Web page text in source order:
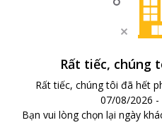
Rất tiếc, chúng
Rất tiếc, chúng tôi đã hết
07/08/2026 -
Bạn vui lòng chọn lại ngày